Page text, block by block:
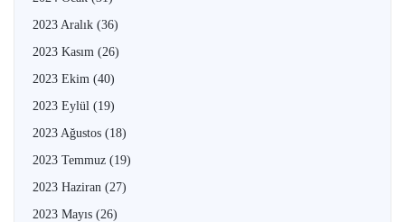
2023 Aralık (36)
2023 Kasım (26)
2023 Ekim (40)
2023 Eylül (19)
2023 Ağustos (18)
2023 Temmuz (19)
2023 Haziran (27)
2023 Mayıs (26)